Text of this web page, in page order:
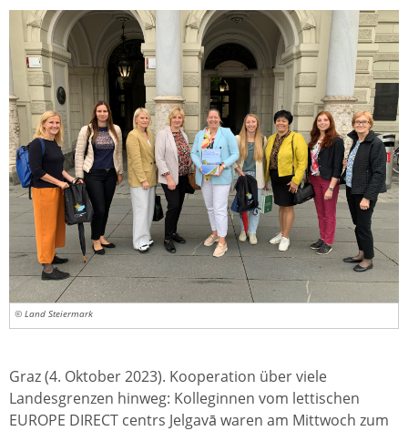
© Land Steiermark
Graz (4. Oktober 2023). Kooperation über viele
Landesgrenzen hinweg: Kolleginnen vom lettischen
EUROPE DIRECT centrs Jelgavā waren am Mittwoch zum